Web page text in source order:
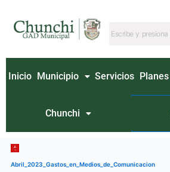
contenido
Inicio Municipio Servicios Planes
Chunchi
Abril_2023_Gastos_en_Medios_de_Comunicacion